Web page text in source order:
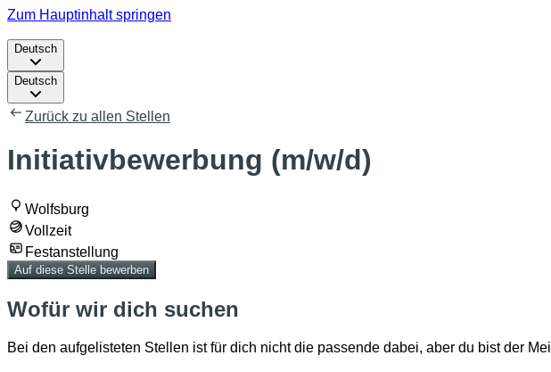
Zum Hauptinhalt springen
Deutsch
Deutsch
Zurück zu allen Stellen
Initiativbewerbung (m/w/d)
Wolfsburg
Vollzeit
Festanstellung
Auf diese Stelle bewerben
Wofür wir dich suchen
Bei den aufgelisteten Stellen ist für dich nicht die passende dabei, aber du bist der